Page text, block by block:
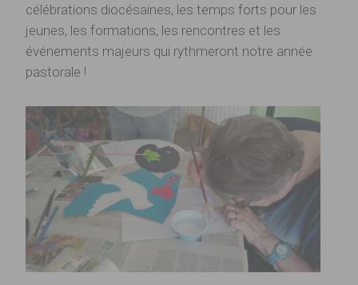
célébrations diocésaines, les temps forts pour les
jeunes, les formations, les rencontres et les
événements majeurs qui rythmeront notre année
pastorale !